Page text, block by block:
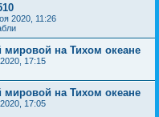
2020, 11:26
мировой на Тихом океане
17:15
мировой на Тихом океане
17:05